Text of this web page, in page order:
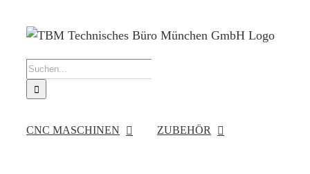
Inhalt
Suche
nach:
CNC MASCHINEN ZUBEHÖR